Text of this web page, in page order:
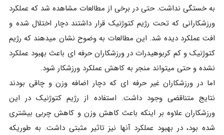
به خستگی نداشت. حتی در برخی از مطالعات مشاهده شد که عملکرد
ورزشکارانی که تحت رژیم کتوژنیک قرار داشتند دچار اختلال شده و
افت عملکرد دیده شد. این مطالعات به وضوح نشان میدهند که رژیم
کتوژنیک و کم کربوهیدرات در ورزشکاران حرفه ای باعث بهبود عملکرد
نشده و حتی میتواند منجر به کاهش عملکرد ورزشکار شود.
اما در ورزشکاران غیر حرفه ای که دچار اضافه وزن و چاقی بودند
نتایج متناقضی وجود داشت. استفاده از رژیم کتوژنیک در این
ورزشکاران علاوه بر اینکه باعث کاهش وزن و کاهش چربی بیشتری
شده بود، در بهبود عملکرد آنها نیز تاثیر مثبتی داشت. به طوریکه